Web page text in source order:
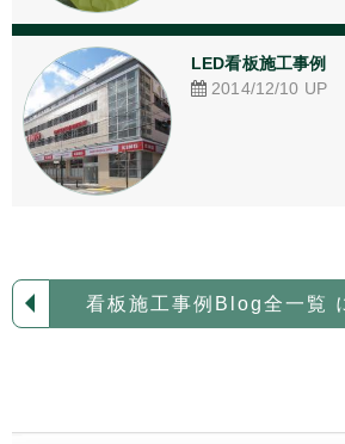
LED看板施工事例
2014/12/10 UP
看板施工事例Blog全一覧